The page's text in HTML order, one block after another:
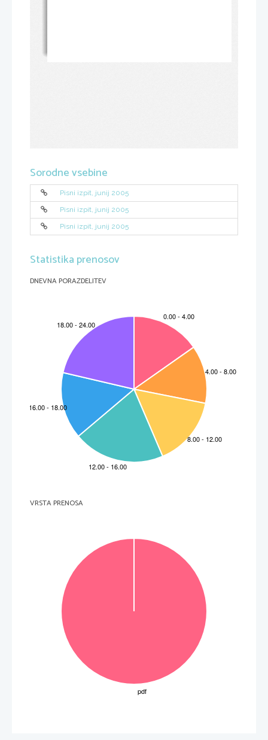
Sorodne vsebine
Pisni izpit, junij 2005
Pisni izpit, junij 2005
Pisni izpit, junij 2005
Statistika prenosov
DNEVNA PORAZDELITEV
VRSTA PRENOSA